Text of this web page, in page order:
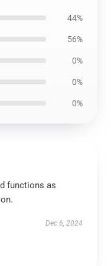
44%
56%
0%
0%
0%
functions as
Dec 6, 2024